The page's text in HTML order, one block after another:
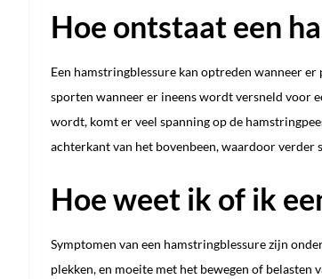
Hoe ontstaat een
Een hamstringblessure kan optreden wanneer
sporten wanneer er ineens wordt versneld voor
wordt, komt er veel spanning op de
achterkant van het bovenbeen, waardoor
Hoe weet ik of ik
Symptomen van een hamstringblessure zijn
plekken, en moeite met het bewegen of belasten